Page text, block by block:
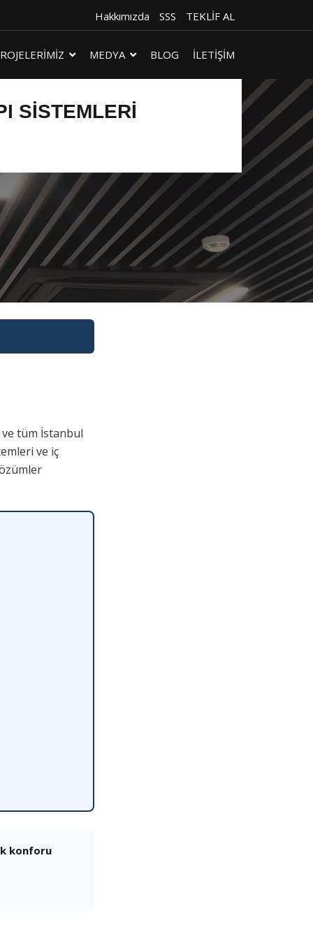
Hakkımızda SSS TEKLİF AL
MEDYA BLOG İLETİŞİM
SISTEMLERI
ve tüm İstanbul
ve iç
konforu